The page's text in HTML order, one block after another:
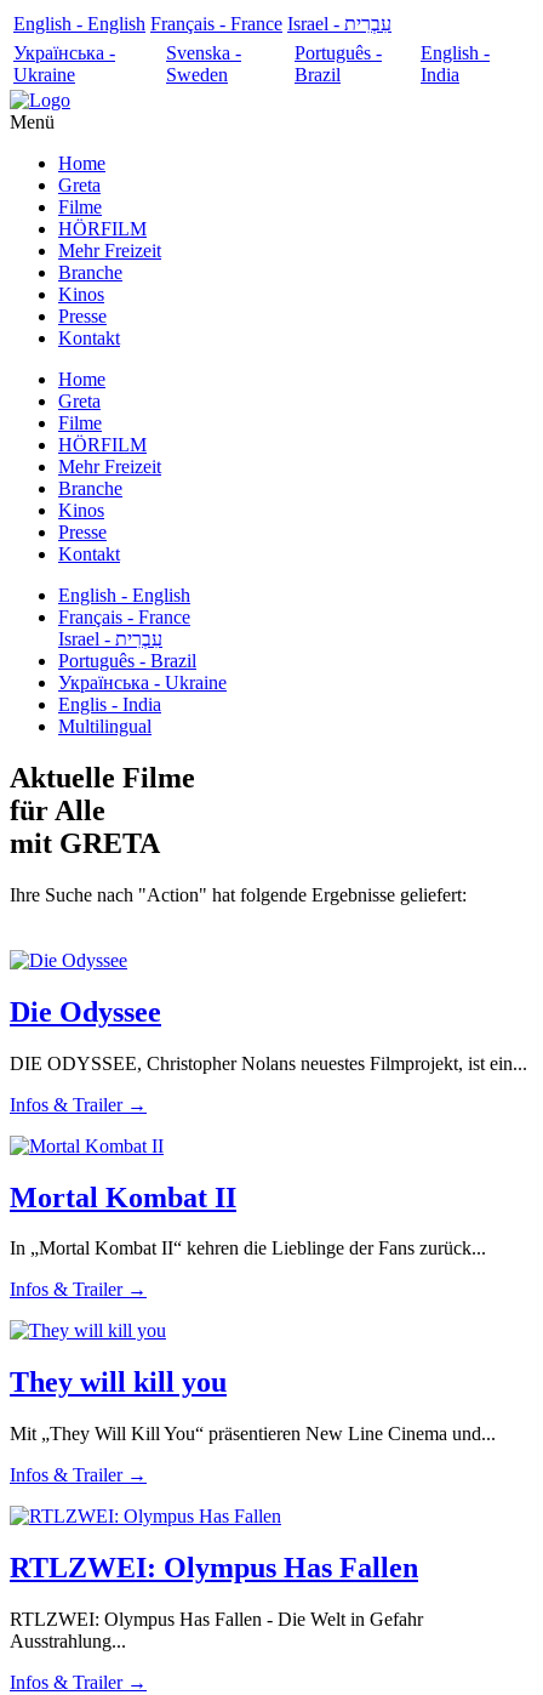
English - English Français - France
עִבְרִית - Israel
Українська -
Ukraine
Svenska -
Sweden
Português -
Brazil
English -
India
Menü
Home
Greta
Filme
HÖRFILM
Mehr Freizeit
Branche
Kinos
Presse
Kontakt
Home
Greta
Filme
HÖRFILM
Mehr Freizeit
Branche
Kinos
Presse
Kontakt
English - English
Français - France
עִבְרִית - Israel
Português - Brazil
Українська - Ukraine
Englis - India
Multilingual
Aktuelle Filme
für Alle
mit GRETA
Ihre Suche nach "Action" hat folgende Ergebnisse geliefert:
Die Odyssee
DIE ODYSSEE, Christopher Nolans neuestes Filmprojekt, ist ein...
Infos & Trailer →
Mortal Kombat II
In „Mortal Kombat II“ kehren die Lieblinge der Fans zurück...
Infos & Trailer →
They will kill you
Mit „They Will Kill You“ präsentieren New Line Cinema und...
Infos & Trailer →
RTLZWEI: Olympus Has Fallen
RTLZWEI: Olympus Has Fallen - Die Welt in Gefahr
Ausstrahlung...
Infos & Trailer →